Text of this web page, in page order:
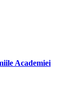
Academiei